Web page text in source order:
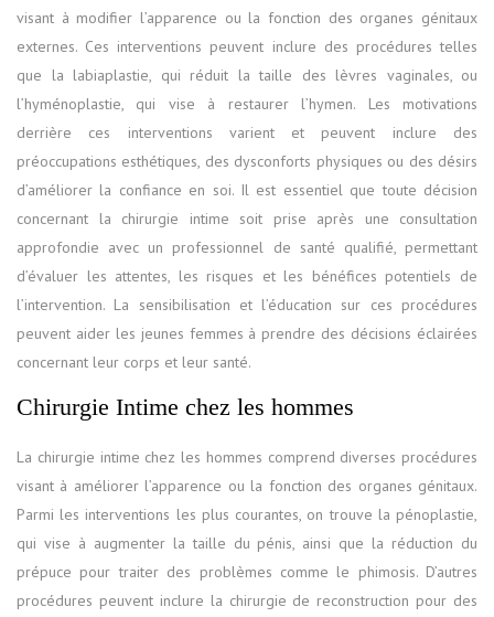
visant à modifier l’apparence ou la fonction des organes génitaux
externes. Ces interventions peuvent inclure des procédures telles
que la labiaplastie, qui réduit la taille des lèvres vaginales, ou
l’hyménoplastie, qui vise à restaurer l’hymen. Les motivations
derrière ces interventions varient et peuvent inclure des
préoccupations esthétiques, des dysconforts physiques ou des désirs
d’améliorer la confiance en soi. Il est essentiel que toute décision
concernant la chirurgie intime soit prise après une consultation
approfondie avec un professionnel de santé qualifié, permettant
d’évaluer les attentes, les risques et les bénéfices potentiels de
l’intervention. La sensibilisation et l’éducation sur ces procédures
peuvent aider les jeunes femmes à prendre des décisions éclairées
concernant leur corps et leur santé.
Chirurgie Intime chez les hommes
La chirurgie intime chez les hommes comprend diverses procédures
visant à améliorer l’apparence ou la fonction des organes génitaux.
Parmi les interventions les plus courantes, on trouve la pénoplastie,
qui vise à augmenter la taille du pénis, ainsi que la réduction du
prépuce pour traiter des problèmes comme le phimosis. D’autres
procédures peuvent inclure la chirurgie de reconstruction pour des